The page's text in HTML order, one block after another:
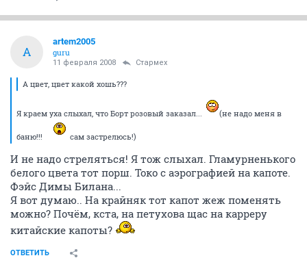
A
artem2005
guru
11 февраля 2008 Стармех
А цвет, цвет какой хошь???
Я краем уха слыхал, что Борт розовый заказал... (не надо меня в
баню!!! сам застрелюсь!)
И не надо стреляться! Я тож слыхал. Гламурненького
белого цвета тот порш. Токо с аэрографией на капоте.
Фэйс Димы Билана...
Я вот думаю.. На крайняк тот капот жеж поменять
можно? Почём, кста, на петухова щас на карреру
китайские капоты?
ОТВЕТИТЬ